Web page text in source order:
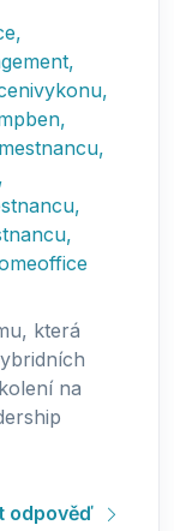
,
,
,
,
,
,
,
,
která
na
odpověď